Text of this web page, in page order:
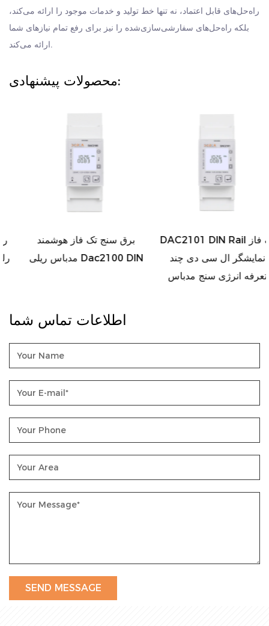
راه‌حل‌های قابل اعتماد، نه تنها خط تولید و خدمات موجود را ارائه می‌کند،
بلکه راه‌حل‌های سفارشی‌سازی‌شده را نیز برای رفع تمام نیازهای شما
ارائه می‌کند.
محصولات پیشنهادی:
برق سنج تک فاز هوشمند
مدباس ریلی Dac2100 DIN
DAC2101 DIN Rail تک فاز
نمایشگر ال سی دی چند
تعرفه انرژی سنج مدباس
اطلاعات تماس شما